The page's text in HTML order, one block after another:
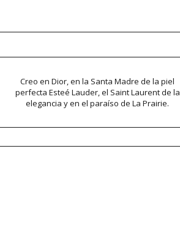
Creo en Dior, en la Santa Madre de la piel
perfecta Esteé Lauder, el Saint Laurent de la
elegancia y en el paraíso de La Prairie.